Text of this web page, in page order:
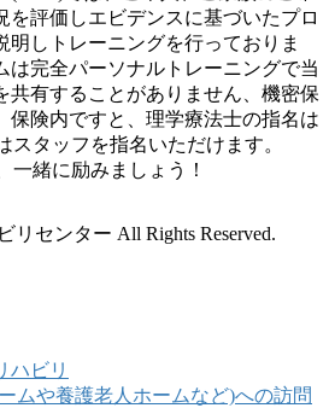
を評価しエビデンスに基づいたプロ
明しトレーニングを行っておりま
は完全パーソナルトレーニングで当
共有することがありません、機密保
保険内ですと、理学療法士の指名は
スタッフを指名いただけます。
一緒に励みましょう！
リセンター All Rights Reserved.
ハビリ
ムや養護老人ホームなど)への訪問